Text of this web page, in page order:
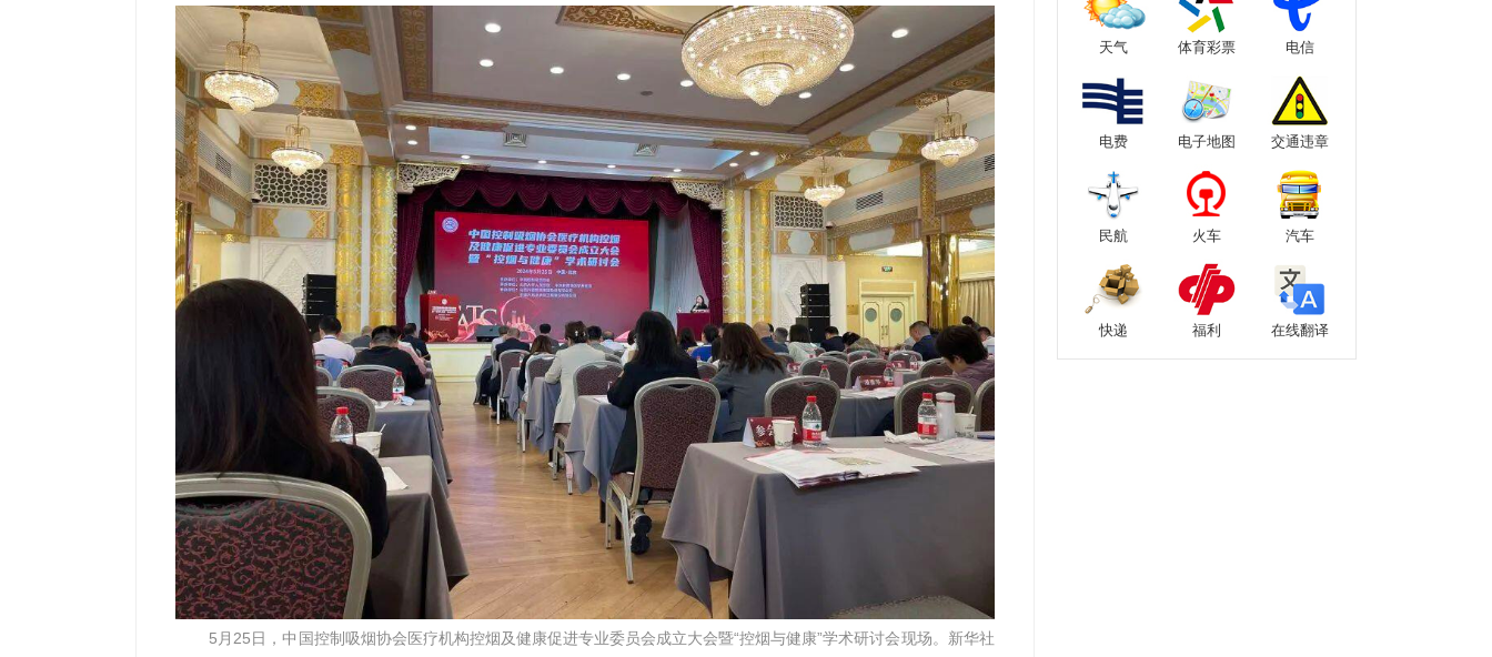
5月25日，中国控制吸烟协会医疗机构控烟及健康促进专业委员会成立大会暨“控烟与健康”学术研讨会现场。新华社
天气 体育彩票 电信
电费 电子地图 交通违章
民航 火车 汽车
快递 福利 在线翻译